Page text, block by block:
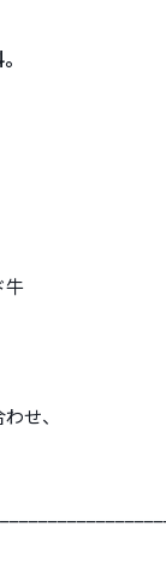
牛
せ、